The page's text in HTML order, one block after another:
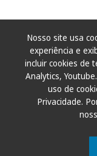
Nosso site usa
experiência e
incluir cookies de
Analytics,
uso de
Privacidade.
© 2011 -